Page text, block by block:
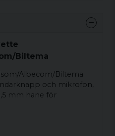
Biltema
Albecom/Biltema
och mikrofon,
mm hane för